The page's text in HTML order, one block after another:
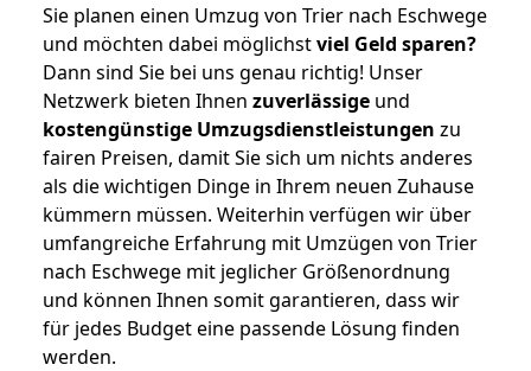
Sie planen einen Umzug von Trier nach Eschwege
und möchten dabei möglichstviel Geld sparen?
Dann sind Sie bei uns genau richtig! Unser
Netzwerk bieten Ihnen zuverlässige und
kostengünstige Umzugsdienstleistungen zu
fairen Preisen, damit Sie sich um nichts anderes
als die wichtigen Dinge in Ihrem neuen Zuhause
kümmern müssen. Weiterhin verfügen wir über
umfangreiche Erfahrung mit Umzügen von Trier
nach Eschwege mit jeglicher Größenordnung
und können Ihnen somit garantieren, dass wir
für jedes Budget eine passende Lösung finden
werden.